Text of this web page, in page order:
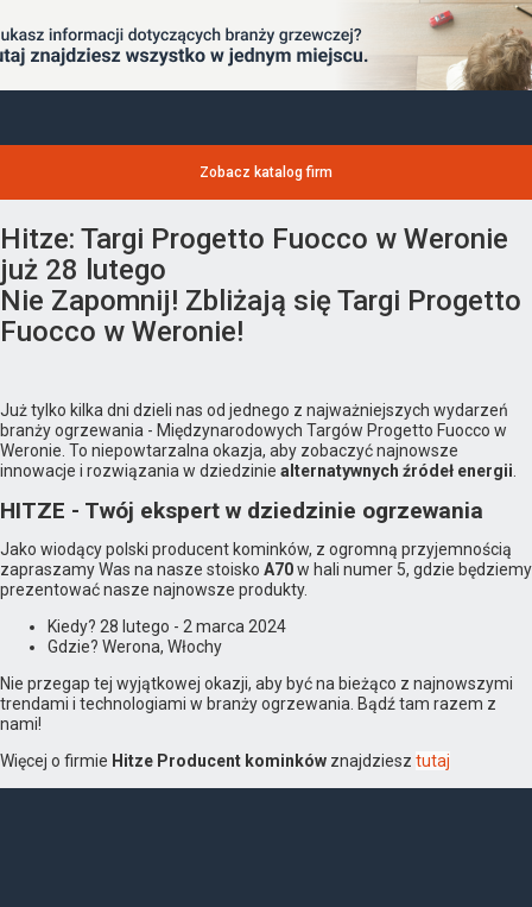
Zobacz katalog firm
Hitze: Targi Progetto Fuocco w Weronie
już 28 lutego
Nie Zapomnij! Zbliżają się Targi Progetto
Fuocco w Weronie!
Już tylko kilka dni dzieli nas od jednego z najważniejszych wydarzeń
branży ogrzewania - Międzynarodowych Targów Progetto Fuocco w
Weronie. To niepowtarzalna okazja, aby zobaczyć najnowsze
innowacje i rozwiązania w dziedzinie alternatywnych źródeł energii
HITZE - Twój ekspert w dziedzinie ogrzewania
Jako wiodący polski producent kominków, z ogromną przyjemnością
zapraszamy Was na nasze stoisko A70w hali numer 5, gdzie będziemy
prezentować nasze najnowsze produkty.
Kiedy? 28 lutego - 2 marca 2024
Gdzie? Werona, Włochy
Nie przegap tej wyjątkowej okazji, aby być na bieżąco z najnowszymi
trendami i technologiami w branży ogrzewania. Bądź tam razem z
nami!
Więcej o firmie Hitze Producent kominków znajdziesz tutaj